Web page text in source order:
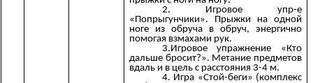
2. Игровое упр-е
«Попрыгунчики». Прыжки на одной
ноге из обруча в обруч, энергично
помогая взмахами рук.
3.Игровое упражнение «Кто
дальше бросит?». Метание предметов
вдаль и в цель с расстояния 3-4 м.
4. Игра «Стой-беги» (комплекс